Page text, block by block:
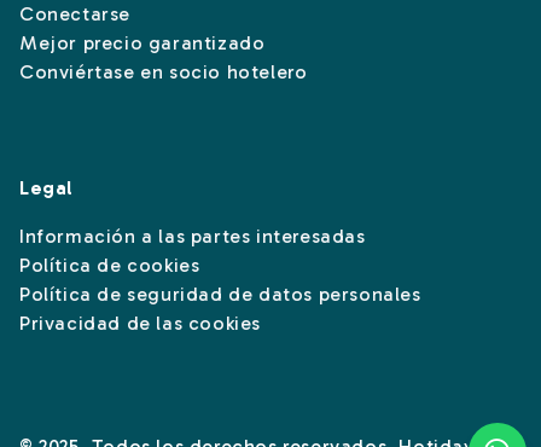
Conectarse
Mejor precio garantizado
Conviértase en socio hotelero
Legal
Información a las partes interesadas
Política de cookies
Política de seguridad de datos personales
Privacidad de las cookies